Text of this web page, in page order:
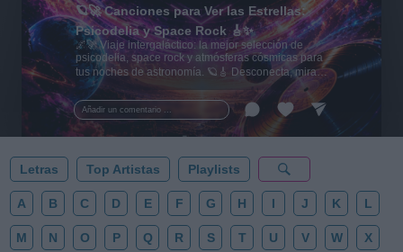
Añadir un comentario ...
🪐🚀 Canciones para Ver las Estrellas:
Psicodelia y Space Rock 🎸✨
🌌🚀 Viaje intergaláctico: la mejor selección de
psicodelia, space rock y atmósferas cósmicas para
tus noches de astronomía. 🪐🎸 Desconecta, mira
al firmamento y siente la gravedad cero. 💾 ¡Guarda
esta colección para tu próxima noche estrellada!
✨⭐
Letras Top Artistas Playlists
A B C D E F G H I J K L
M N O P Q R S T U V W X